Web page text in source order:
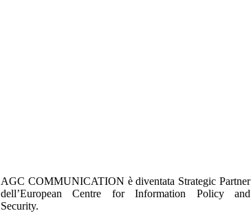
AGC COMMUNICATION è diventata Strategic Partner
dell’European Centre for Information Policy and
Security.